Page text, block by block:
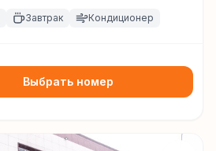
Завтрак Кондиционер
Выбрать номер